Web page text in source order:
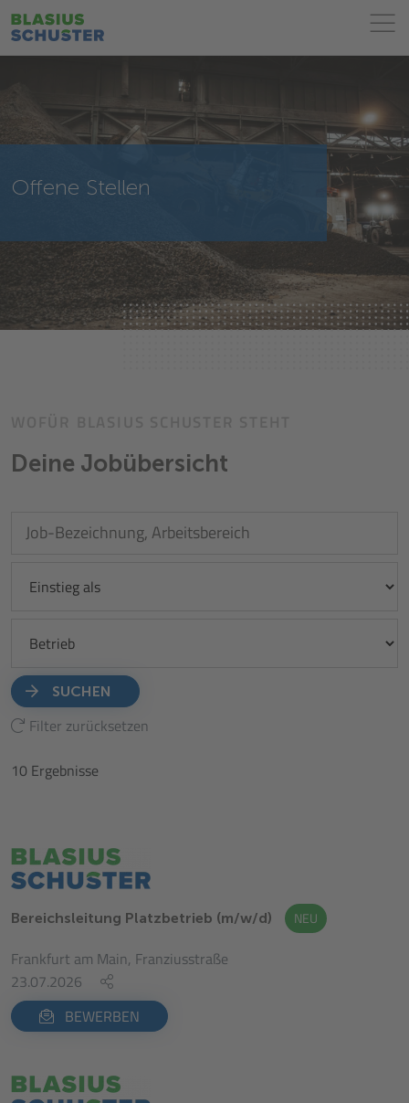
Offene Stellen
Deine Jobübersicht
SUCHEN
Filter zurücksetzen
10 Ergebnisse
Bereichsleitung Platzbetrieb (m/w/d) NEU
Frankfurt am Main, Franziusstraße
23.07.2026
BEWERBEN